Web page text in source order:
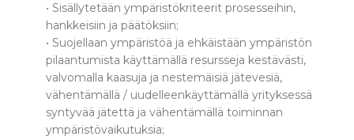
• Sisällytetään ympäristökriteerit prosesseihin,
hankkeisiin ja päätöksiin;
• Suojellaan ympäristöä ja ehkäistään ympäristön
pilaantumista käyttämällä resursseja kestävästi,
valvomalla kaasuja ja nestemäisiä jätevesiä,
vähentämällä / uudelleenkäyttämällä yrityksessä
syntyvää jätettä ja vähentämällä toiminnan
ympäristövaikutuksia;